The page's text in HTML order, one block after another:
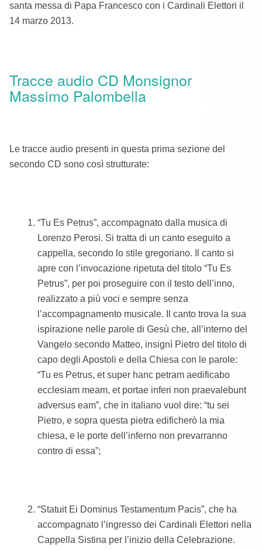
santa messa di Papa Francesco con i Cardinali Elettori il
14 marzo 2013.
Tracce audio CD Monsignor
Massimo Palombella
Le tracce audio presenti in questa prima sezione del
secondo CD sono così strutturate:
“Tu Es Petrus”, accompagnato dalla musica di
Lorenzo Perosi. Si tratta di un canto eseguito a
cappella, secondo lo stile gregoriano. Il canto si
apre con l’invocazione ripetuta del titolo “Tu Es
Petrus”, per poi proseguire con il testo dell’inno,
realizzato a più voci e sempre senza
l’accompagnamento musicale. Il canto trova la sua
ispirazione nelle parole di Gesù che, all’interno del
Vangelo secondo Matteo, insignì Pietro del titolo di
capo degli Apostoli e della Chiesa con le parole:
“Tu es Petrus, et super hanc petram aedificabo
ecclesiam meam, et portae inferi non praevalebunt
adversus eam”, che in italiano vuol dire: “tu sei
Pietro, e sopra questa pietra edificherò la mia
chiesa, e le porte dell’inferno non prevarranno
contro di essa”;
“Statuit Ei Dominus Testamentum Pacis”, che ha
accompagnato l’ingresso dei Cardinali Elettori nella
Cappella Sistina per l’inizio della Celebrazione.